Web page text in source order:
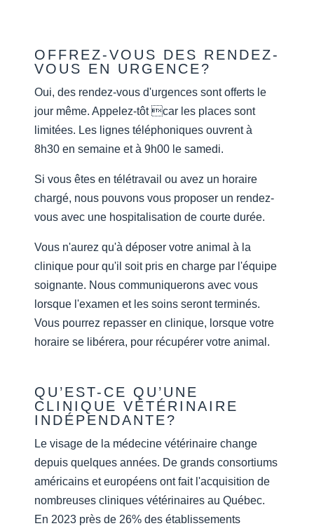
OFFREZ-VOUS DES RENDEZ-
VOUS EN URGENCE?
Oui, des rendez-vous d'urgences sont offerts le
jour même. Appelez-tôt car les places sont
limitées. Les lignes téléphoniques ouvrent à
8h30 en semaine et à 9h00 le samedi.
Si vous êtes en télétravail ou avez un horaire
chargé, nous pouvons vous proposer un rendez-
vous avec une hospitalisation de courte durée.
Vous n'aurez qu'à déposer votre animal à la
clinique pour qu'il soit pris en charge par l'équipe
soignante. Nous communiquerons avec vous
lorsque l'examen et les soins seront terminés.
Vous pourrez repasser en clinique, lorsque votre
horaire se libérera, pour récupérer votre animal.
QU’EST-CE QU’UNE
CLINIQUE VÉTÉRINAIRE
INDÉPENDANTE?
Le visage de la médecine vétérinaire change
depuis quelques années. De grands consortiums
américains et européens ont fait l'acquisition de
nombreuses cliniques vétérinaires au Québec.
En 2023 près de 26% des établissements